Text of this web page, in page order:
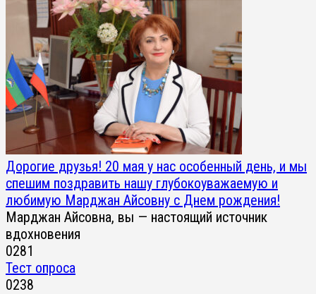
Дорогие друзья! 20 мая у нас особенный день, и мы
спешим поздравить нашу глубокоуважаемую и
любимую Марджан Айсовну с Днем рождения!
Марджан Айсовна, вы — настоящий источник
вдохновения
0281
Тест опроса
0238